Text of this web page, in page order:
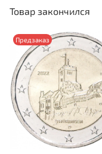
Товар закончился
Предзаказ